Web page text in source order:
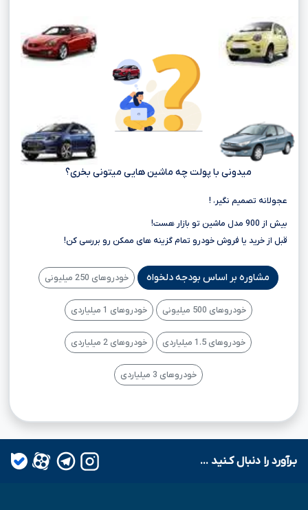
میدونی با پولت چه ماشین هایی میتونی بخری؟
عجولانه تصمیم نگیر، !
بیش از 900 مدل ماشین تو بازار هست!
قبل از خرید یا فروش خودرو تمام گزینه های ممکن رو بررسی کن!
مشاوره بر اساس بودجه دلخواه خودروهای 250 میلیونی
خودروهای 500 میلیونی خودروهای 1 میلیاردی
خودروهای 1.5 میلیاردی خودروهای 2 میلیاردی
خودروهای 3 میلیاردی
بـرآورد را دنبال کـنید ...